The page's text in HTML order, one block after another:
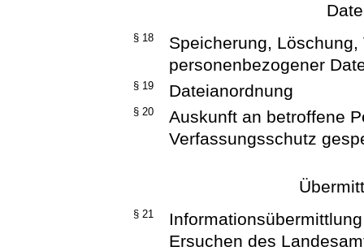
§ 18
Speicherung,
personenbezogener
§ 19 Dateianordnung
§ 20
Auskunft an betroffene
Verfassungsschutz
§ 21
Ersuchen des